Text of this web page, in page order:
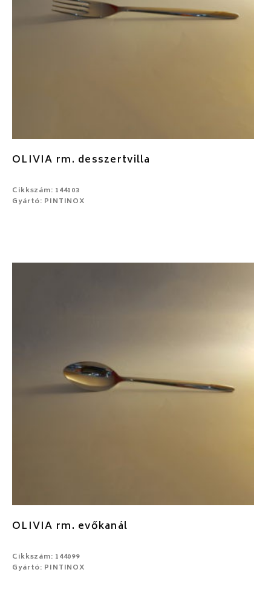
OLIVIA rm. desszertvilla
Cikkszám: 144103
Gyártó: PINTINOX
OLIVIA rm. evőkanál
Cikkszám: 144099
Gyártó: PINTINOX